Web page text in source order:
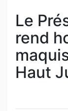
Le
rend
Haut